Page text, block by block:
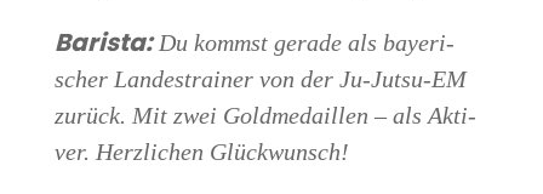
Baris­ta:Du kommst gera­de als baye­ri­
scher Lan­des­trai­ner von der Ju-Jutsu-EM
zurück. Mit zwei Gold­me­dail­len – als Akti­
ver. Herz­li­chen Glückwunsch!